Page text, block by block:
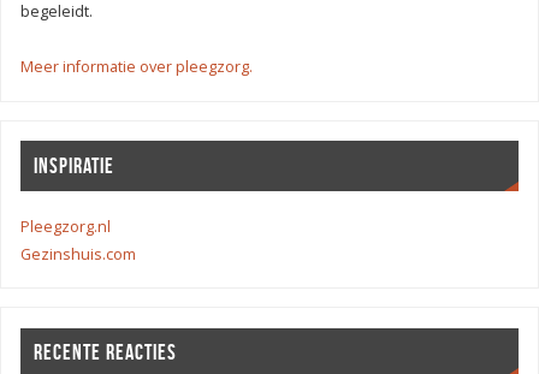
begeleidt.
Meer informatie over pleegzorg.
INSPIRATIE
Pleegzorg.nl
Gezinshuis.com
RECENTE REACTIES